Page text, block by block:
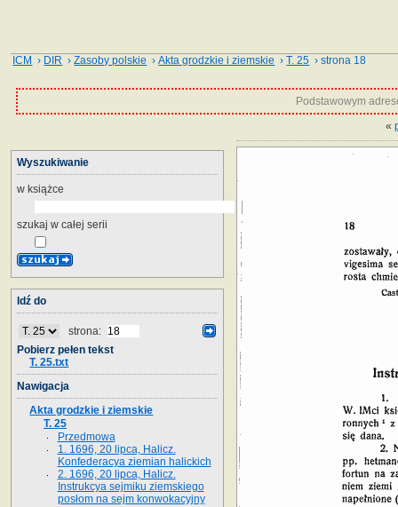
ICM › DIR ›Zasoby polskie ›Akta grodzkie i ziemskie ›T. 25 › strona 18
Podstawowym
«
Wyszukiwanie
w książce
szukaj w całej serii
Idź do
strona:
Pobierz pełen tekst
T. 25.txt
Nawigacja
Akta grodzkie i ziemskie
T. 25
Przedmowa
1. 1696, 20 lipca, Halicz.
Konfederacya ziemian halickich
2. 1696, 20 lipca, Halicz.
Instrukcya sejmiku ziemskiego
posłom na sejm konwokacyjny